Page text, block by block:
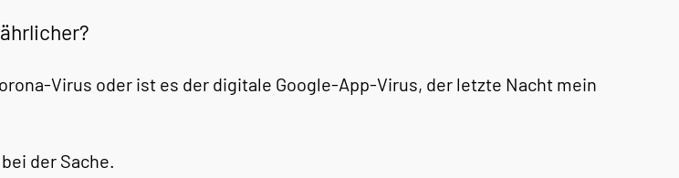
Virus oder ist es der digitale Google-App-Virus, der letzte Nacht mein
der Sache.